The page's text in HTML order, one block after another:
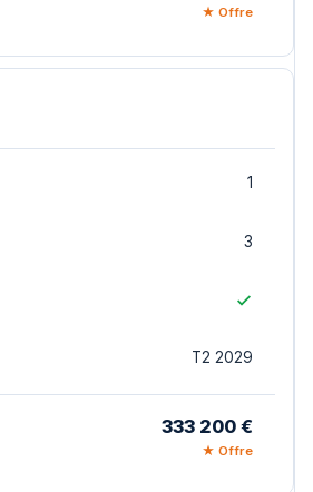
★ Offre
1
3
T2 2029
333 200 €
★ Offre